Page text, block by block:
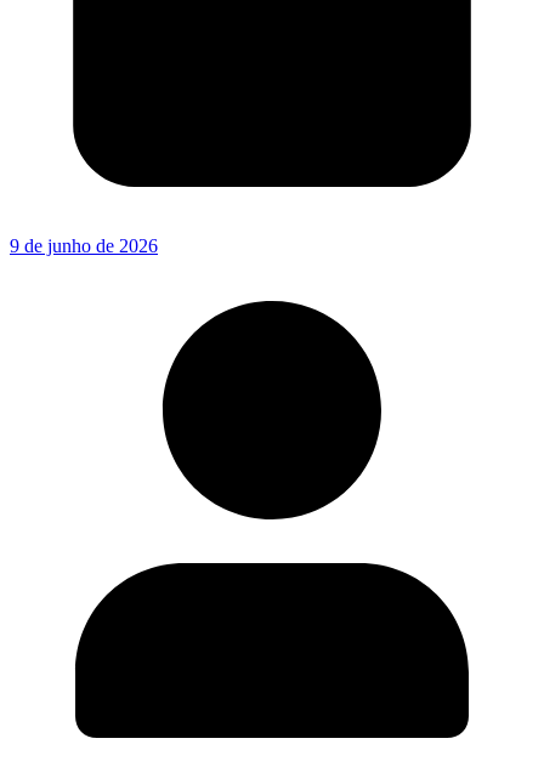
9 de junho de 2026